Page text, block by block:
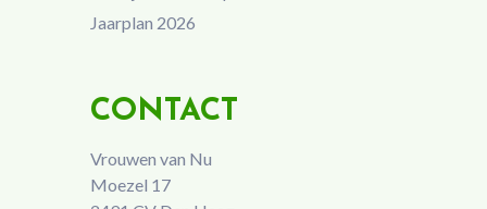
Jaarplan 2026
CONTACT
Vrouwen van Nu
Moezel 17